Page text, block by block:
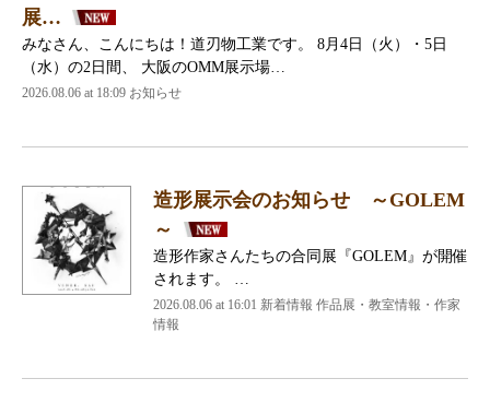
展…
みなさん、こんにちは！道刃物工業です。 8月4日（火）・5日
（水）の2日間、 大阪のOMM展示場…
2026.08.06 at 18:09 お知らせ
造形展示会のお知らせ ～GOLEM
～
造形作家さんたちの合同展『GOLEM』が開催
されます。 …
2026.08.06 at 16:01 新着情報 作品展・教室情報・作家
情報